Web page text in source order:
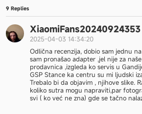
9 Replies
XiaomiFans20240924353
2025-04-03 14:34:20
Odlična recenzija, dobio sam jednu
sam pronašao adapter ,jel nije za
prodavnica ,izgleda ko servis u
GSP Stance ka centru su mi ljudski
Trebalo bi da objavim , njihove slike.
koliko sutra mogu napraviti,par
svi ( ko već ne zna) gde se tačno